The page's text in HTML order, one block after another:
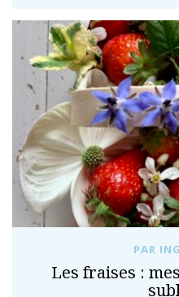
PAR
Les fraises :